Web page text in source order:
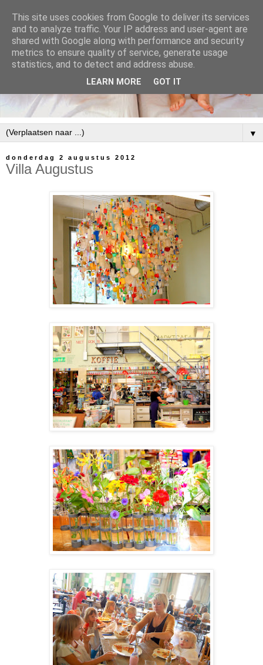
▼
donderdag 2 augustus 2012
Villa Augustus
This site uses cookies from Google to deliver its services
and to analyze traffic. Your IP address and user-agent are
shared with Google along with performance and security
metrics to ensure quality of service, generate usage
statistics, and to detect and address abuse.
LEARN MORE GOT IT